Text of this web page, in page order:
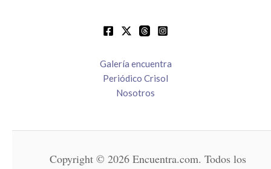
Galería encuentra
Periódico Crisol
Nosotros
Copyright © 2026 Encuentra.com. Todos los